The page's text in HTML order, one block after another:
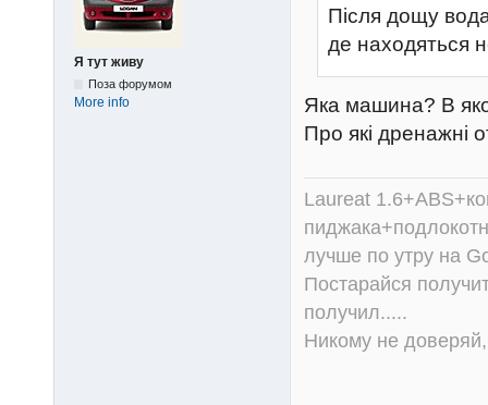
Я тут живу
Поза форумом
More info
Після дощу
де находяться
Яка машина? В
Про які дренажні
Laureat
лучше по утру на
Постарайся
получил.....
Никому не